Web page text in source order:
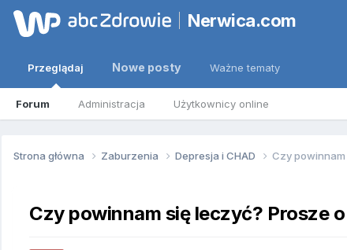
Nerwica.com
Przeglądaj
Forum Administracja Użytkownicy online
Nowe posty Ważne tematy
Strona główna Zaburzenia Depresja i CHAD Czy
Czy powinnam się leczyć? Prosze